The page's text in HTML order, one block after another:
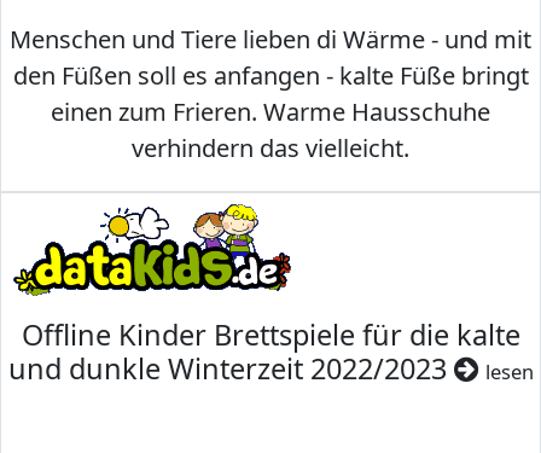
Menschen und Tiere lieben di Wärme - und mit
den Füßen soll es anfangen - kalte Füße bringt
einen zum Frieren. Warme Hausschuhe
verhindern das vielleicht.
Offline Kinder Brettspiele für die kalte
und dunkle Winterzeit 2022/2023
lesen